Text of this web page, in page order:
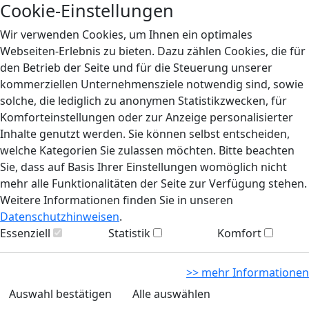
Cookie-Einstellungen
Wir verwenden Cookies, um Ihnen ein optimales
Webseiten-Erlebnis zu bieten. Dazu zählen Cookies, die für
den Betrieb der Seite und für die Steuerung unserer
kommerziellen Unternehmensziele notwendig sind, sowie
solche, die lediglich zu anonymen Statistikzwecken, für
Komforteinstellungen oder zur Anzeige personalisierter
Inhalte genutzt werden. Sie können selbst entscheiden,
welche Kategorien Sie zulassen möchten. Bitte beachten
Sie, dass auf Basis Ihrer Einstellungen womöglich nicht
mehr alle Funktionalitäten der Seite zur Verfügung stehen.
Weitere Informationen finden Sie in unseren
Datenschutzhinweisen.
Essenziell
Statistik Komfort
>> mehr Informationen
Auswahl bestätigen
Alle auswählen